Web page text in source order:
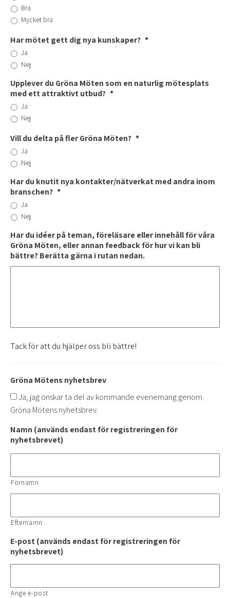
Bra
Mycket bra
Har mötet gett dig nya kunskaper? *
Ja
Nej
Upplever du Gröna Möten som en naturlig mötesplats
med ett attraktivt utbud? *
Ja
Nej
Vill du delta på fler Gröna Möten? *
Ja
Nej
Har du knutit nya kontakter/nätverkat med andra inom
branschen? *
Ja
Nej
Har du idéer på teman, föreläsare eller innehåll för våra
Gröna Möten, eller annan feedback för hur vi kan bli
bättre? Berätta gärna i rutan nedan.
Tack för att du hjälper oss bli bättre!
Gröna Mötens nyhetsbrev
Ja, jag önskar ta del av kommande evenemang genom
Gröna Mötens nyhetsbrev.
Namn (används endast för registreringen för
nyhetsbrevet)
Förnamn
Efternamn
E-post (används endast för registreringen för
nyhetsbrevet)
Ange e-post